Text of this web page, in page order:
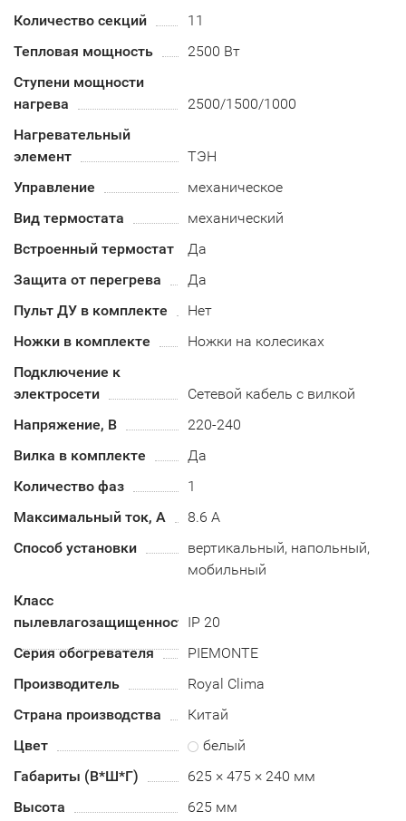
Количество секций
11
Тепловая мощность
2500 Вт
Ступени мощности
нагрева
2500/1500/1000
Нагревательный
элемент
ТЭН
Управление
механическое
Вид термостата
механический
Встроенный термостат
Да
Защита от перегрева
Да
Пульт ДУ в комплекте
Нет
Ножки в комплекте
Ножки на колесиках
Подключение к
электросети
Сетевой кабель с вилкой
Напряжение, В
220-240
Вилка в комплекте
Да
Количество фаз
1
Максимальный ток, А
8.6 А
Способ установки
вертикальный, напольный,
мобильный
Класс
пылевлагозащищенностиIP 20
Серия обогревателя
PIEMONTE
Производитель
Royal Clima
Страна производства
Китай
Цвет
белый
Габариты (В*Ш*Г)
625 × 475 × 240 мм
Высота
625 мм